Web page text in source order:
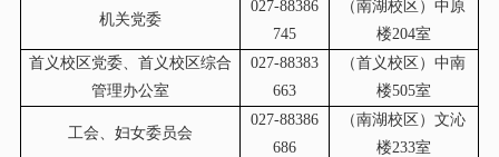
机关党委
027-88386
745
（南湖校区）中原
楼204室
首义校区党委、首义校区综合
管理办公室
027-88383
663
（首义校区）中南
楼505室
工会、妇女委员会
027-88386
686
（南湖校区）文沁
楼233室